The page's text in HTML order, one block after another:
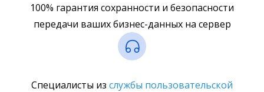
100% гарантия сохранности и безопасности
передачи ваших бизнес-данных на сервер
Специалисты из службы пользовательской